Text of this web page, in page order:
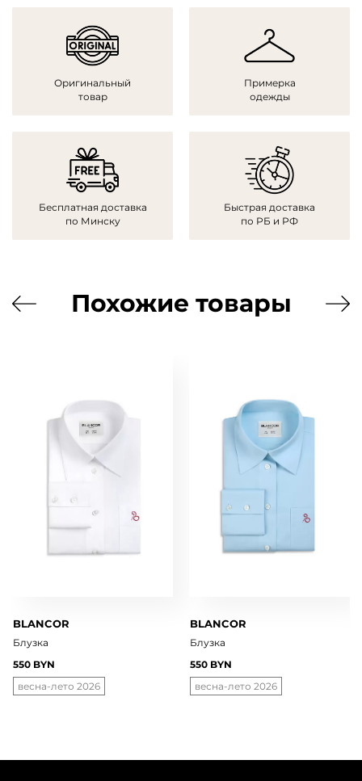
Оригинальный
товар
Примерка
одежды
Бесплатная доставка
по Минску
Быстрая доставка
по РБ и РФ
Похожие товары
BLANCOR
Блузка
550 BYN
весна-лето 2026
BLANCOR
Блузка
550 BYN
весна-лето 2026